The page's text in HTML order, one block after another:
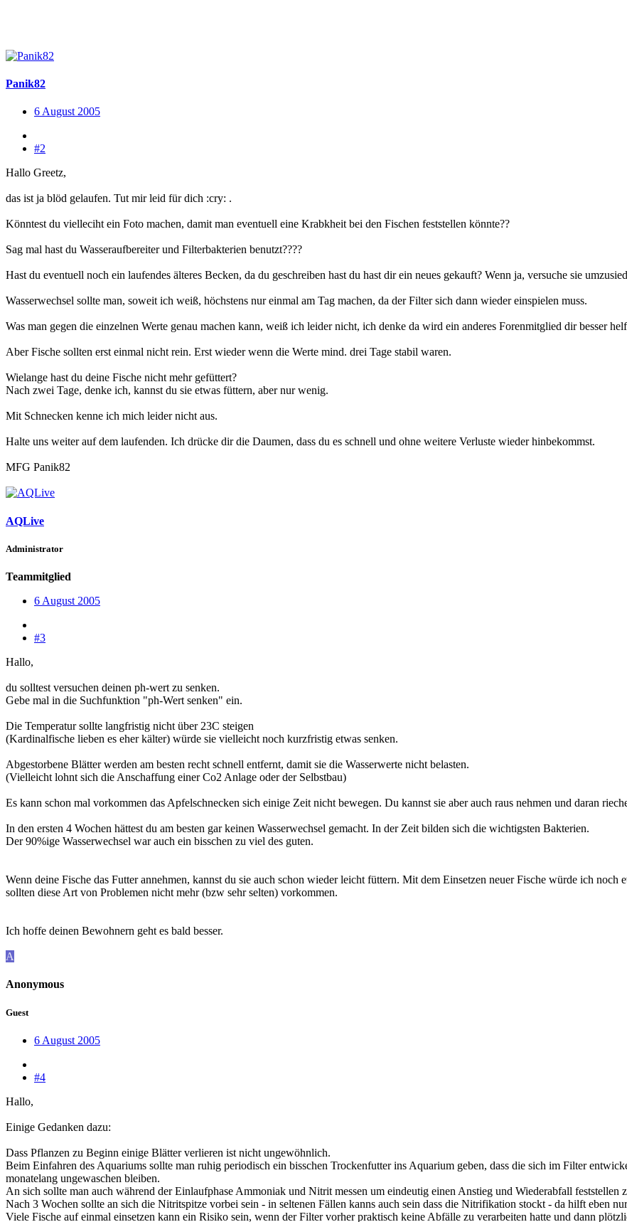
Panik82
6 August 2005
#2
Hallo Greetz,
das ist ja blöd gelaufen. Tut mir leid für dich :cry: .
Könntest du vielleciht ein Foto machen, damit man eventuell eine Krabkheit bei den Fischen feststellen könnte??
Sag mal hast du Wasseraufbereiter und Filterbakterien benutzt????
Hast du eventuell noch ein laufendes älteres Becken, da du geschreiben hast du hast dir ein neues gekauft? Wenn ja, versuche sie
Wasserwechsel sollte man, soweit ich weiß, höchstens nur einmal am Tag machen, da der Filter sich dann wieder einspielen muss.
Was man gegen die einzelnen Werte genau machen kann, weiß ich leider nicht, ich denke da wird ein anderes Forenmitglied dir besser
Aber Fische sollten erst einmal nicht rein. Erst wieder wenn die Werte mind. drei Tage stabil waren.
Wielange hast du deine Fische nicht mehr gefüttert?
Nach zwei Tage, denke ich, kannst du sie etwas füttern, aber nur wenig.
Mit Schnecken kenne ich mich leider nicht aus.
Halte uns weiter auf dem laufenden. Ich drücke dir die Daumen, dass du es schnell und ohne weitere Verluste wieder hinbekommst.
MFG Panik82
AQLive
Administrator
Teammitglied
6 August 2005
#3
Hallo,
du solltest versuchen deinen ph-wert zu senken.
Gebe mal in die Suchfunktion "ph-Wert senken" ein.
Die Temperatur sollte langfristig nicht über 23C steigen
(Kardinalfische lieben es eher kälter) würde sie vielleicht noch kurzfristig etwas senken.
Abgestorbene Blätter werden am besten recht schnell entfernt, damit sie die Wasserwerte nicht belasten.
(Vielleicht lohnt sich die Anschaffung einer Co2 Anlage oder der Selbstbau)
Es kann schon mal vorkommen das Apfelschnecken sich einige Zeit nicht bewegen. Du kannst sie aber auch raus nehmen und daran
In den ersten 4 Wochen hättest du am besten gar keinen Wasserwechsel gemacht. In der Zeit bilden sich die wichtigsten Bakterien.
Der 90%ige Wasserwechsel war auch ein bisschen zu viel des guten.
Wenn deine Fische das Futter annehmen, kannst du sie auch schon wieder leicht füttern. Mit dem Einsetzen neuer Fische würde ich
sollten diese Art von Problemen nicht mehr (bzw sehr selten) vorkommen.
Ich hoffe deinen Bewohnern geht es bald besser.
A
Anonymous
Guest
6 August 2005
#4
Hallo,
Einige Gedanken dazu:
Dass Pflanzen zu Beginn einige Blätter verlieren ist nicht ungewöhnlich.
Beim Einfahren des Aquariums sollte man ruhig periodisch ein bisschen Trockenfutter ins Aquarium geben, dass die sich im Filter
monatelang ungewaschen bleiben.
An sich sollte man auch während der Einlaufphase Ammoniak und Nitrit messen um eindeutig einen Anstieg und Wiederabfall feststellen
Nach 3 Wochen sollte an sich die Nitritspitze vorbei sein - in seltenen Fällen kanns auch sein dass die Nitrifikation stockt - da hilft eben
Viele Fische auf einmal einsetzen kann ein Risiko sein, wenn der Filter vorher praktisch keine Abfälle zu verarbeiten hatte und dann